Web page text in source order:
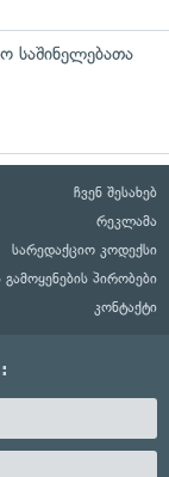
საშინელებათა
ჩვენ შესახებ
რეკლამა
სარედაქციო კოდექსი
პირობები
კონტაქტი